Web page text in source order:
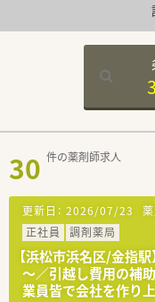
30 件の薬剤師求人
更新日： 2026/07/23
正社員
調剤薬局
【浜松市浜名区/金指
～／引越し費用の
業員皆で会社を作り